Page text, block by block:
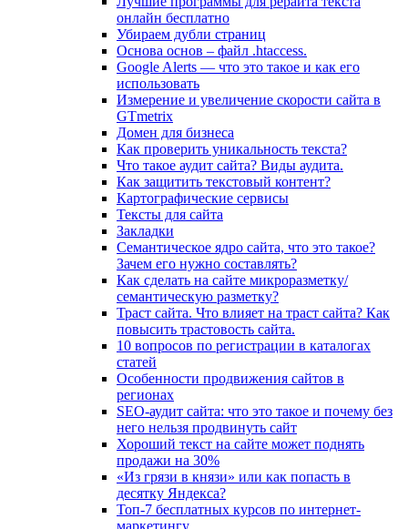
онлайн бесплатно
Убираем дубли страниц
Основа основ – файл .htaccess.
Google Alerts — что это такое и как его
использовать
Измерение и увеличение скорости сайта в
GTmetrix
Домен для бизнеса
Как проверить уникальность текста?
Что такое аудит сайта? Виды аудита.
Как защитить текстовый контент?
Картографические сервисы
Тексты для сайта
Закладки
Семантическое ядро сайта, что это такое?
Зачем его нужно составлять?
Как сделать на сайте микроразметку/
семантическую разметку?
Траст сайта. Что влияет на траст сайта? Как
повысить трастовость сайта.
10 вопросов по регистрации в каталогах
статей
Особенности продвижения сайтов в
регионах
SEO-аудит сайта: что это такое и почему без
него нельзя продвинуть сайт
Хороший текст на сайте может поднять
продажи на 30%
«Из грязи в князи» или как попасть в
десятку Яндекса?
Топ-7 бесплатных курсов по интернет-
маркетингу